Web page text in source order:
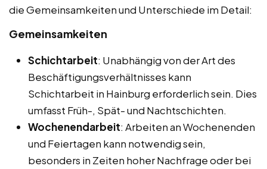
die Gemeinsamkeiten und Unterschiede im Detail:
Gemeinsamkeiten
Schichtarbeit: Unabhängig von der Art des
Beschäftigungsverhältnisses kann
Schichtarbeit in Hainburg erforderlich sein. Dies
umfasst Früh-, Spät- und Nachtschichten.
Wochenendarbeit: Arbeiten an Wochenenden
und Feiertagen kann notwendig sein,
besonders in Zeiten hoher Nachfrage oder bei